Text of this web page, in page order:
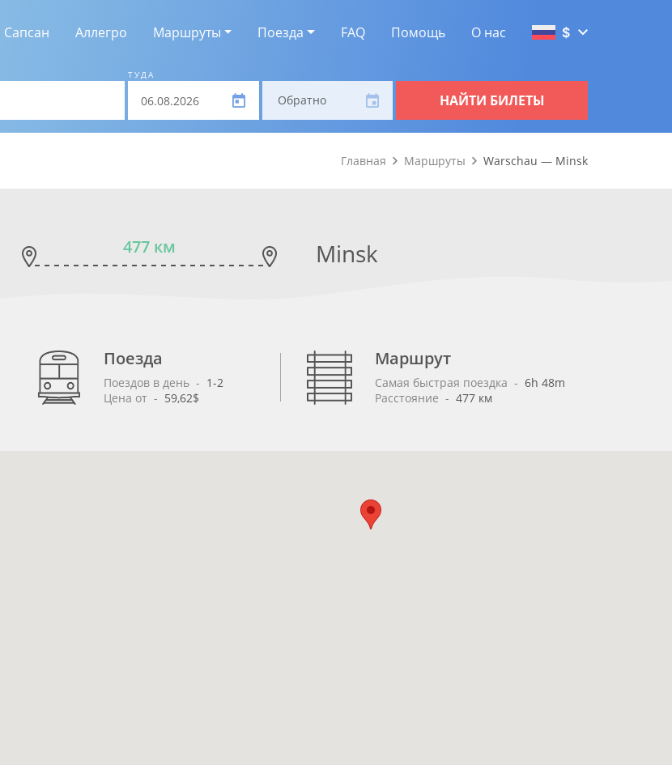
Сапсан Аллегро Маршруты Поезда FAQ Помощь О нас $
ТУДА
Обратно НАЙТИ БИЛЕТЫ
Главная Маршруты Warschau — Minsk
477 км Minsk
Поезда
Поездов в день - 1-2
Цена от - 59,62$
Маршрут
Самая быстрая поездка - 6h 48m
Расстояние - 477 км